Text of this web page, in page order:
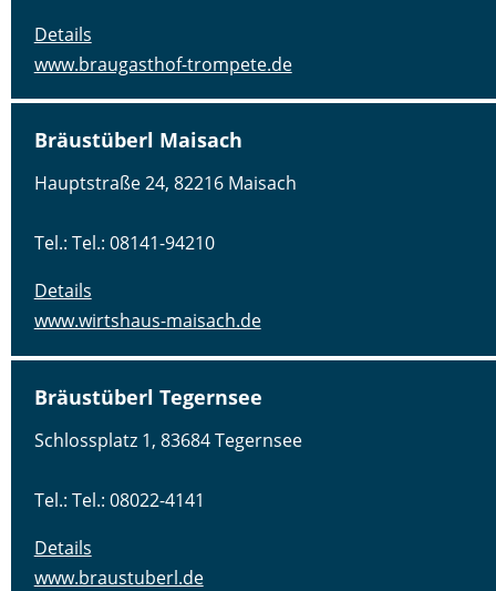
Details
www.braugasthof-trompete.de
Bräustüberl Maisach
Hauptstraße 24, 82216 Maisach
Tel.: Tel.: 08141-94210
Details
www.wirtshaus-maisach.de
Bräustüberl Tegernsee
Schlossplatz 1, 83684 Tegernsee
Tel.: Tel.: 08022-4141
Details
www.braustuberl.de